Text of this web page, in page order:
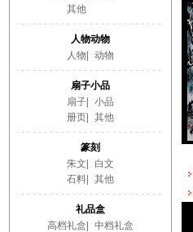
其他
人物动物
人物
动物
扇子小品
扇子|
小品
册页| 其他
篆刻
朱文
白文
石料| 其他
礼品盒
高档礼盒
中档礼盒